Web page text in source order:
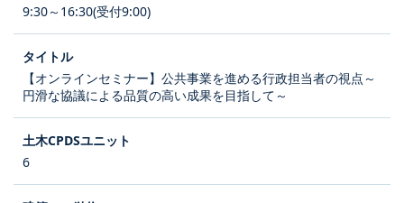
9:30～16:30(受付9:00)
【オンラインセミナー】公共事業を進める行政担当者の視点～
円滑な協議による品質の高い成果を目指して～
6